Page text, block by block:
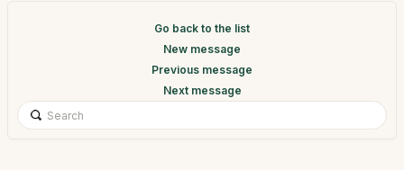
Go back to the list
New message
Previous message
Next message